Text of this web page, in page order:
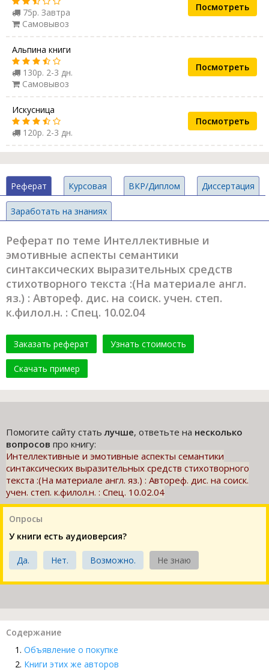
75р. Завтра
Самовывоз
Посмотреть
Альпина книги
130р. 2-3 дн.
Самовывоз
Посмотреть
Искусница
120р. 2-3 дн.
Посмотреть
Реферат Курсовая ВКР/Диплом Диссертация
Заработать на знаниях
Реферат по теме Интеллективные и
эмотивные аспекты семантики
синтаксических выразительных средств
стихотворного текста :(На материале англ.
яз.) : Автореф. дис. на соиск. учен. степ.
к.филол.н. : Спец. 10.02.04
Заказать реферат Узнать стоимость
Скачать пример
Помогите сайту статьлучше, ответьте на несколько
вопросов про книгу:
Интеллективные и эмотивные аспекты семантики
синтаксических выразительных средств стихотворного
текста :(На материале англ. яз.) : Автореф. дис. на соиск.
учен. степ. к.филол.н. : Спец. 10.02.04
Опросы
У книги есть аудиоверсия?
Да. Нет. Возможно. Не знаю
Содержание
Объявление о покупке
Книги этих же авторов